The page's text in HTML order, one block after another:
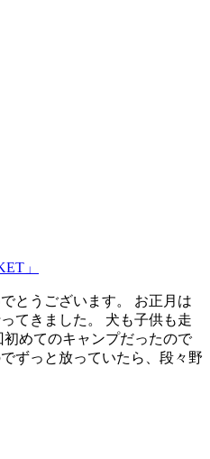
」
とうございます。 お正月は
てきました。 犬も子供も走
めてのキャンプだったので
ずっと放っていたら、段々野